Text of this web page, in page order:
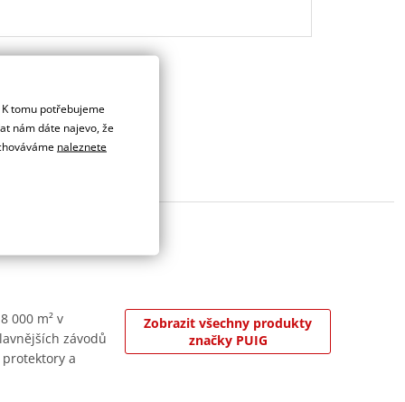
000 m² v
závodů
a
Zobrazit všechny produkty
značky PUIG
tomu potřebujeme
nám dáte najevo, že
naleznete